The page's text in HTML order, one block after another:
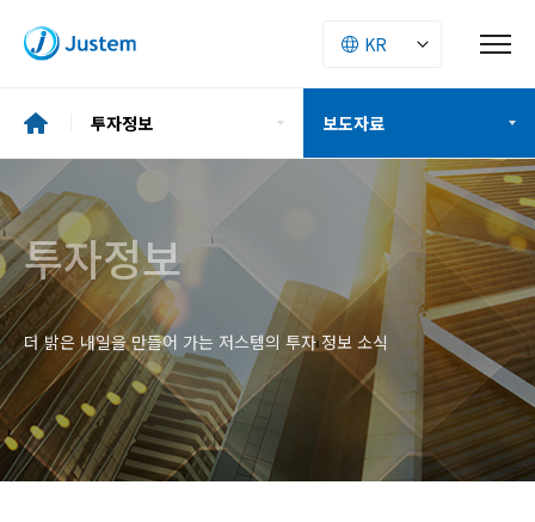
투자정보
기업소개
투자정보
ESG
사업소개
인재경영
보도자료
재무정보
공시정보
주주구성
IR자료
투자정보
더 밝은 내일을 만들어 가는 저스템의 투자 정보 소식